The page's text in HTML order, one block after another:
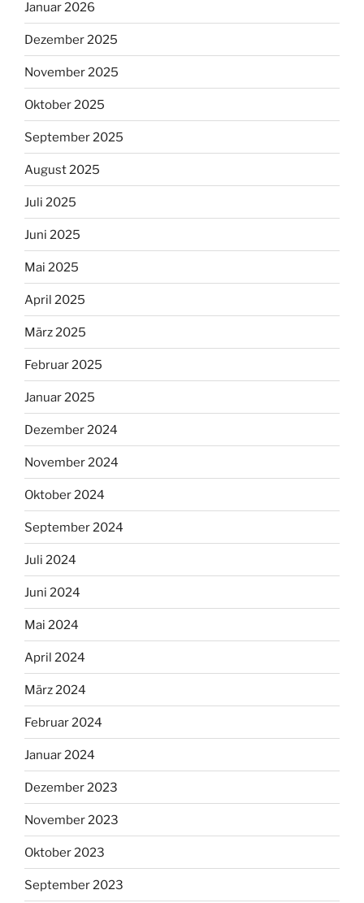
Januar 2026
Dezember 2025
November 2025
Oktober 2025
September 2025
August 2025
Juli 2025
Juni 2025
Mai 2025
April 2025
März 2025
Februar 2025
Januar 2025
Dezember 2024
November 2024
Oktober 2024
September 2024
Juli 2024
Juni 2024
Mai 2024
April 2024
März 2024
Februar 2024
Januar 2024
Dezember 2023
November 2023
Oktober 2023
September 2023